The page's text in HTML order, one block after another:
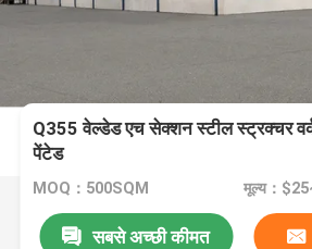
Q355 वेल्डेड एच सेक्शन स्टील स्ट्रक्चर
पेंटेड
MOQ：500SQM मूल्य：
सबसे अच्छी कीमत